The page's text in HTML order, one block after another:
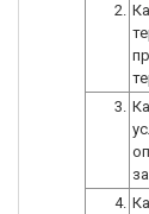
2.
3.
4.